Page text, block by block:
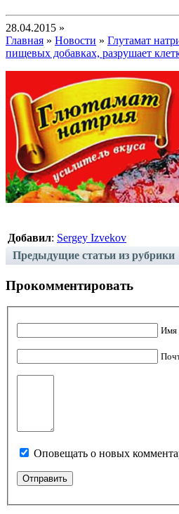
28.04.2015 »
Главная » Новости » Глутамат
пищевых добавках, разрушает
Добавил: Sergey Izvekov
Предыдущие статьи из рубрики
Прокомментировать
Имя
Оповещать о новых